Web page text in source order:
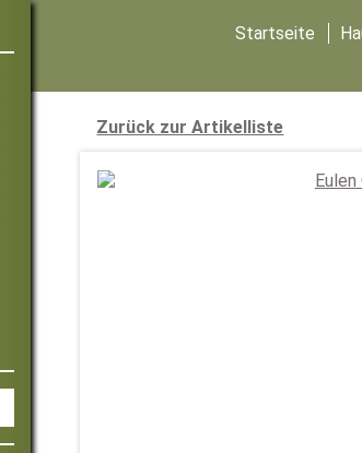
Startseite
Zurück zur Artikelliste